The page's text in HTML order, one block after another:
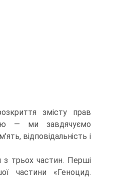
змісту прав
— ми завдячуємо
відповідальність і
з трьох частин. Перші
частини «Ге­ноцид.